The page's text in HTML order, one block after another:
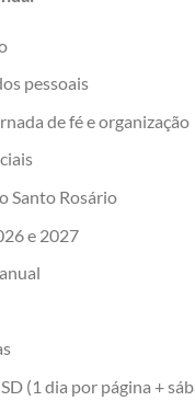
pessoais
de fé e organização
Santo Rosário
e 2027
(1 dia por página +